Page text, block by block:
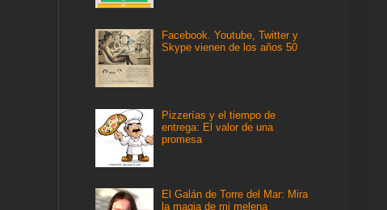
Facebook. Youtube, Twitter y
Skype vienen de los años 50
Pizzerías y el tiempo de
entrega: El valor de una
promesa
El Galán de Torre del Mar: Mira
la magia de mi melena